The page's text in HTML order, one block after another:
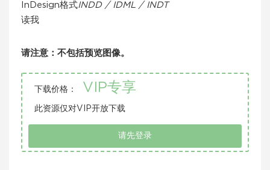
InDesign格式INDD / IDML / INDT
读我
请注意：不包括预览图像。
下载价格： VIP专享
此资源仅对VIP开放下载
请先登录